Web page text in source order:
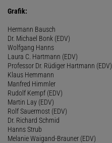
Grafik:
Hermann Bausch
Dr. Michael Bonk (EDV)
Wolfgang Hanns
Laura C. Hartmann (EDV)
Professor Dr. Rüdiger Hartmann (EDV)
Klaus Hemmann
Manfred Himmler
Rudolf Kempf (EDV)
Martin Lay (EDV)
Rolf Sauermost (EDV)
Dr. Richard Schmid
Hanns Strub
Melanie Waigand-Brauner (EDV)